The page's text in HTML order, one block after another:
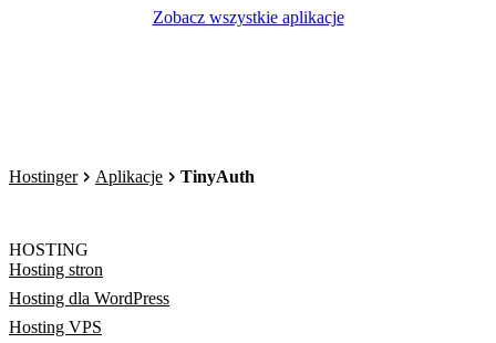
Zobacz wszystkie aplikacje
Hostinger Aplikacje TinyAuth
HOSTING
Hosting stron
Hosting dla WordPress
Hosting VPS